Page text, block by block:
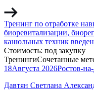
Тренинг по отработке
биоревитализации,
канюльных техник
Стоимость: под закупку
ТренингиСочетанные
18Августа 2026Ростов-
Давтян Светлана